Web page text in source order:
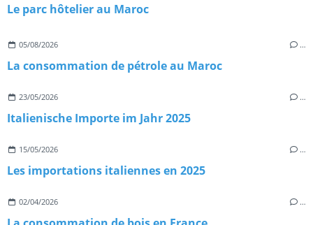
Le parc hôtelier au Maroc
05/08/2026 …
La consommation de pétrole au Maroc
23/05/2026 …
Italienische Importe im Jahr 2025
15/05/2026 …
Les importations italiennes en 2025
02/04/2026 …